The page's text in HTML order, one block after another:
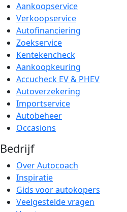
Aankoopservice
Verkoopservice
Autofinanciering
Zoekservice
Kentekencheck
Aankoopkeuring
Accucheck EV & PHEV
Autoverzekering
Importservice
Autobeheer
Occasions
Bedrijf
Over Autocoach
Inspiratie
Gids voor autokopers
Veelgestelde vragen